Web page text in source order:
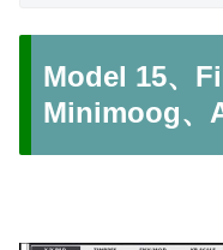
Model 15、
Minimoog、